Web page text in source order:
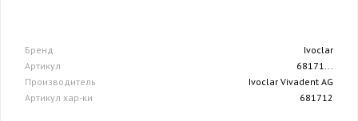
Бренд
Ivoclar
Артикул
68171...
Производитель
Ivoclar Vivadent AG
Артикул хар-ки
681712